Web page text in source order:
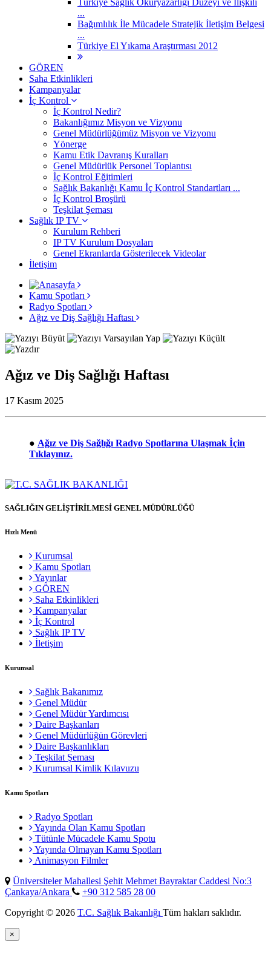
Türkiye Sağlık Okuryazarlığı Düzeyi ve İlişkili
...
Bağımlılık İle Mücadele Stratejik İletişim Belgesi
...
Türkiye El Yıkama Araştırması 2012
GÖREN
Saha Etkinlikleri
Kampanyalar
İç Kontrol
İç Kontrol Nedir?
Bakanlığımız Misyon ve Vizyonu
Genel Müdürlüğümüz Misyon ve Vizyonu
Yönerge
Kamu Etik Davranış Kuralları
Genel Müdürlük Personel Toplantısı
İç Kontrol Eğitimleri
Sağlık Bakanlığı Kamu İç Kontrol Standartları ...
İç Kontrol Broşürü
Teşkilat Şeması
Sağlık IP TV
Kurulum Rehberi
IP TV Kurulum Dosyaları
Genel Ekranlarda Gösterilecek Videolar
İletişim
Kamu Spotları
Radyo Spotları
Ağız ve Diş Sağlığı Haftası
Ağız ve Diş Sağlığı Haftası
17 Kasım 2025
● Ağız ve Diş Sağlığı Radyo Spotlarına Ulaşmak İçin
Tıklayınız.
SAĞLIĞIN GELİŞTİRİLMESİ GENEL MÜDÜRLÜĞÜ
Hızlı Menü
Kurumsal
Kamu Spotları
Yayınlar
GÖREN
Saha Etkinlikleri
Kampanyalar
İç Kontrol
Sağlık IP TV
İletişim
Kurumsal
Sağlık Bakanımız
Genel Müdür
Genel Müdür Yardımcısı
Daire Başkanları
Genel Müdürlüğün Görevleri
Daire Başkanlıkları
Teşkilat Şeması
Kurumsal Kimlik Kılavuzu
Kamu Spotları
Radyo Spotları
Yayında Olan Kamu Spotları
Tütünle Mücadele Kamu Spotu
Yayında Olmayan Kamu Spotları
Animasyon Filmler
Üniversiteler Mahallesi Şehit Mehmet Bayraktar Caddesi No:3
Çankaya/Ankara
+90 312 585 28 00
Copyright © 2026 T.C. Sağlık Bakanlığı Tüm hakları saklıdır.
×